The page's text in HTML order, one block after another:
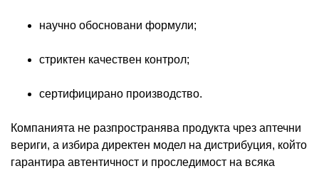
научно обосновани формули;
стриктен качествен контрол;
сертифицирано производство.
Компанията не разпространява продукта чрез аптечни
вериги, а избира директен модел на дистрибуция, който
гарантира автентичност и проследимост на всяка